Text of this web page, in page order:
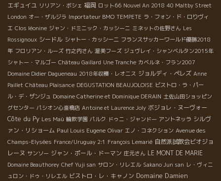
エギュイユ リリアン・ボシェ 福岡 ロット66 Nouvel An 2018 40 Maltby Street
London オー・ザルジラ Importateur BMO TEMPETE ラ・フォン・ド・ロりヴィ
エ Clos léonine ジャン・ドミニック・カッシーニ ミネットの佐野さん Les
Rossignoux シードル シャトー・カッシーニ フランスサッカーワールド優勝2018
年 フロリアン・ルーズ 竹之内さん 渥美フーズ ジュヴレイ・シャンベルタン2015年
シャトー・マルゴー Château Gaillard Une Tranche カベルネ・フラン2007
Domaine Didier Dagueneau 2018年収穫・レオニス ジョルディ・ペレズ Anne
Paillet Château Plaisance DEGUSTATION BEAUJOLOISE ビストロ・ラ・パー
ル・デ・ザンジュ Domaine Catherine et Dominique DERAIN 土佐山田ショッピン
グセンター パシオン心斎橋店 Antoine et Laurence Joly ボジョレ・ヌーヴォー
Côte du Py Les Maù 輪飲学園 パルク ドゥニ・ジャンドー アントネッラ シルヴ
ァン・リショーム Paul Louis Eugene Olivar エノ・コネクション Avenue des
Champs-Elysées France/Uruguay 2:1 François Lemarié 自然派試飲会ビオジョ
レーヌ サンソー ジャン・ポール・ドーマン 庄元さん LE MONT DE MARIE
Domaine Beauthorey Chef Yuji san サロン・リレエル Sakano Jun san レ・ヴィニ
ュロン・ドゥ・リレエル ビストロ・レ・キャノン Domaine Damien